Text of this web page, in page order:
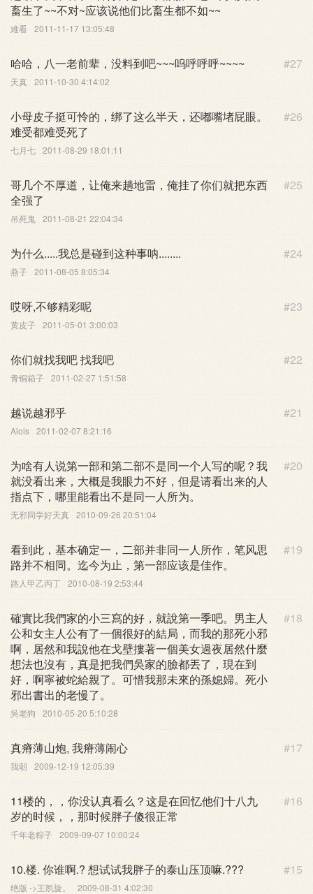
畜生了~~不对~应该说他们比畜生都不如~~
难看 2011-11-17 13:05:48
#27
哈哈，八一老前辈，没料到吧~~~呜呼呼呼~~~~
天真 2011-10-30 4:14:02
#26
小母皮子挺可怜的，绑了这么半天，还嘟嘴堵屁眼。
难受都难受死了
七月七 2011-08-29 18:01:11
#25
哥几个不厚道，让俺来趟地雷，俺挂了你们就把东西
全强了
吊死鬼 2011-08-21 22:04:34
#24
为什么.....我总是碰到这种事呐........
燕子 2011-08-05 8:05:34
#23
哎呀,不够精彩呢
黄皮子 2011-05-01 3:00:03
#22
你们就找我吧 找我吧
青铜箱子 2011-02-27 1:51:58
#21
越说越邪乎
Alois 2011-02-07 8:21:16
#20
为啥有人说第一部和第二部不是同一个人写的呢？我
就没看出来，大概是我眼力不好，但是请看出来的人
指点下，哪里能看出不是同一人所为。
无邪同学好天真 2010-09-26 20:51:04
#19
看到此，基本确定一，二部并非同一人所作，笔风思
路并不相同。迄今为止，第一部应该是佳作。
路人甲乙丙丁 2010-08-19 2:53:44
#18
確實比我們家的小三寫的好，就說第一季吧。男主人
公和女主人公有了一個很好的結局，而我的那死小邪
啊，居然和我說他在戈壁摟著一個美女過夜居然什麼
想法也沒有，真是把我們吳家的臉都丟了，現在到
好，啊寧被蛇給親了。可惜我那未來的孫媳婦。死小
邪出書出的老慢了。
吳老狗 2010-05-20 5:10:28
#17
真瘠薄山炮, 我瘠薄闹心
我朝 2009-12-19 12:05:39
#16
11楼的，，你没认真看么？这是在回忆他们十八九
岁的时候，，那时候胖子傻很正常
千年老粽子 2009-09-07 10:00:24
#15
10.楼. 你谁啊.? 想试试我胖子的泰山压顶嘛.???
绝版 ->王凯旋。 2009-08-31 4:02:30